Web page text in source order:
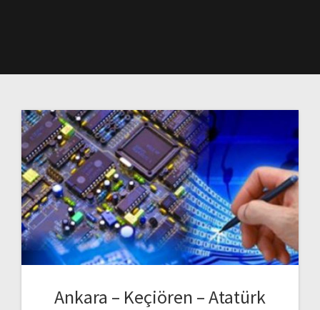
Ankara – Keçiören – Atatürk